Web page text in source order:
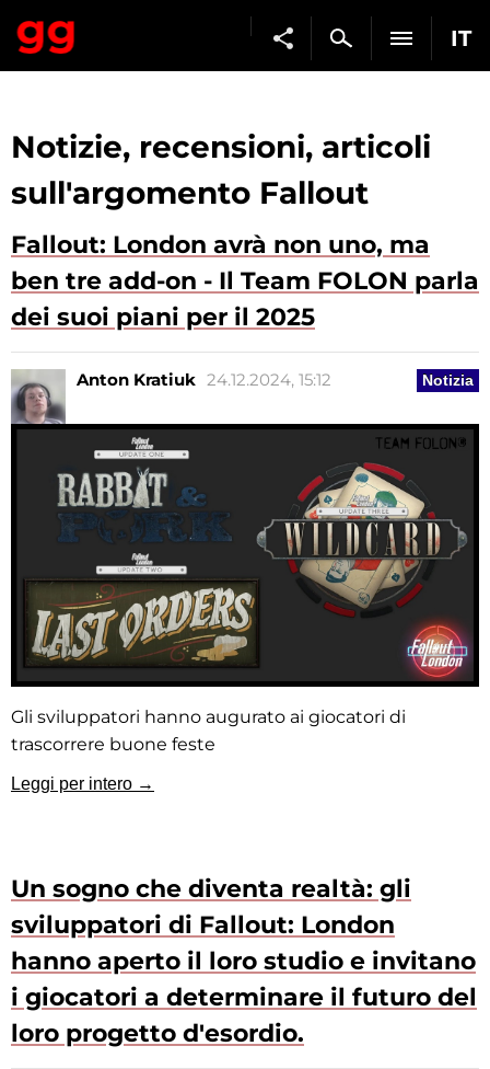
IT
Notizie, recensioni, articoli
sull'argomento Fallout
Fallout: London avrà non uno, ma
ben tre add-on - Il Team FOLON parla
dei suoi piani per il 2025
Notizia
Anton Kratiuk 24.12.2024, 15:12
Gli sviluppatori hanno augurato ai giocatori di
trascorrere buone feste
Leggi per intero →
Un sogno che diventa realtà: gli
sviluppatori di Fallout: London
hanno aperto il loro studio e invitano
i giocatori a determinare il futuro del
loro progetto d'esordio.